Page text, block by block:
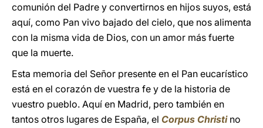
comunión del Padre y convertirnos en hijos suyos, está
aquí, como Pan vivo bajado del cielo, que nos alimenta
con la misma vida de Dios, con un amor más fuerte
que la muerte.
Esta memoria del Señor presente en el Pan eucarístico
está en el corazón de vuestra fe y de la historia de
vuestro pueblo. Aquí en Madrid, pero también en
tantos otros lugares de España, el Corpus Christi no